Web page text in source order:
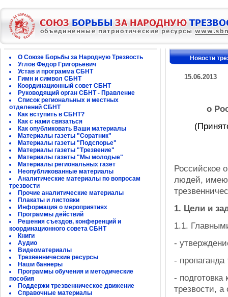
О Союзе Борьбы за Народную Трезвость
Углов Федор Григорьевич
Устав и программа СБНТ
Гимн и символ СБНТ
Координационный совет СБНТ
Руководящий орган СБНТ - Правление
Список региональных и местных
отделений СБНТ
Как вступить в СБНТ?
Как с нами связаться
Как опубликовать Ваши материалы
Материалы газеты "Соратник"
Материалы газеты "Подспорье"
Материалы газеты "Трезвение"
Материалы газеты "Мы молодые"
Материалы региональных газет
Неопубликованные материалы
Аналитические материалы по вопросам
трезвости
Прочие аналитические материалы
Плакаты и листовки
Информация о мероприятиях
Программы действий
Решения съездов, конференций и
координационного совета СБНТ
Книги
Аудио
Видеоматериалы
Трезвеннические ресурсы
Наши баннеры
Программы обучения и методические
пособия
Поддержи трезвенническое движение
Справочные материалы
Новости
15.06.2013
о
Российское
людей,
1. Цели и
1.1.
-
-
- подготовка
трезвости,